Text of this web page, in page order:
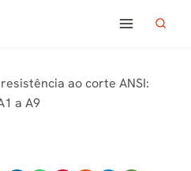
ao corte ANSI:
a A9